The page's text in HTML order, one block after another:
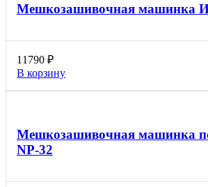
Мешкозашивочная машинка
11790 ₽
В корзину
Мешкозашивочная машинка
NP-32